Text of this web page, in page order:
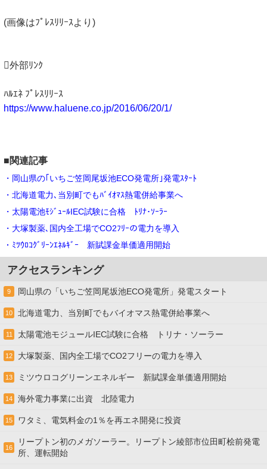
(画像はﾌﾟﾚｽﾘﾘｰｽより)
外部ﾘﾝｸ
ﾊﾙｴﾈ ﾌﾟﾚｽﾘﾘｰｽ
https://www.haluene.co.jp/2016/06/20/1/
■関連記事
・岡山県の｢いちご笠岡尾坂池ECO発電所｣発電ｽﾀｰﾄ
・北海道電力､当別町でもﾊﾞｲｵﾏｽ熱電併給事業へ
・太陽電池ﾓｼﾞｭｰﾙIEC試験に合格 ﾄﾘﾅ･ｿｰﾗｰ
・大塚製薬､国内全工場でCO2ﾌﾘｰの電力を導入
・ﾐﾂｳﾛｺｸﾞﾘｰﾝｴﾈﾙｷﾞｰ 新賦課金単価適用開始
アクセスランキング
9 岡山県の「いちご笠岡尾坂池ECO発電所」発電スタート
10 北海道電力、当別町でもバイオマス熱電併給事業へ
11 太陽電池モジュールIEC試験に合格 トリナ・ソーラー
12 大塚製薬、国内全工場でCO2フリーの電力を導入
13 ミツウロコグリーンエネルギー 新賦課金単価適用開始
14 海外電力事業に出資 北陸電力
15 ワタミ、電気料金の1％を再エネ開発に投資
16
リープトン初のメガソーラー。リープトン綾部市位田町桧前発電
所、運転開始